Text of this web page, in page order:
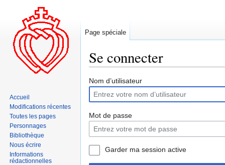
Se connecter
Aller
la
navigation
Aller
la
recherche
Nom d’utilisateur
Mot de passe
Garder ma session active
Page spéciale
Accueil
Modifications récentes
Toutes les pages
Personnages
Bibliothèque
Nous écrire
Informations
rédactionnelles